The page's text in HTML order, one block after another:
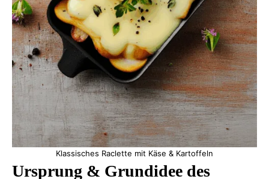
Klassisches Raclette mit Käse & Kartoffeln
Ursprung & Grundidee des